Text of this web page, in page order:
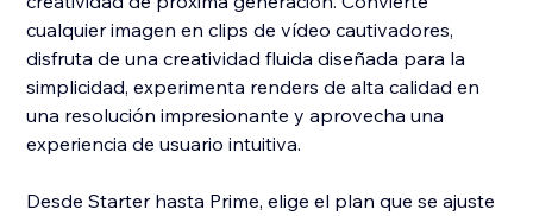
cualquier imagen en clips de vídeo cautivadores,
disfruta de una creatividad fluida diseñada para la
simplicidad, experimenta renders de alta calidad en
una resolución impresionante y aprovecha una
experiencia de usuario intuitiva.
Desde Starter hasta Prime, elige el plan que se ajuste